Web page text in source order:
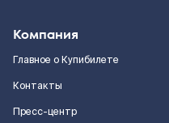
Компания
Главное о Купибилете
Контакты
Пресс-центр